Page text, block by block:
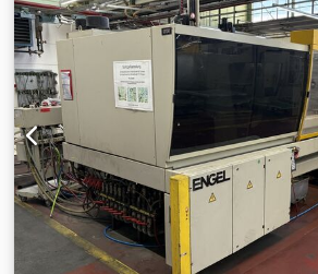
inclusief lineaire robot.
maar kan op verzoek worden
Am Aerf Automatisering is
programmeerwerkzaamheden kunnen
verkocht: een gebruikte machine die
bedrijf dat zijn locatie heeft gesloten.
uitsluiting van alle aansprakelijkheid
gebreken. De machine is niet getest,
einde toe operationeel.